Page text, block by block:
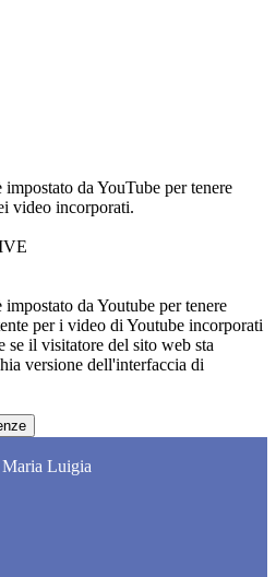
da YouTube per tenere
video incorporati.
da Youtube per tenere
per i video di Youtube incorporati
se il visitatore del sito web sta
versione dell'interfaccia di
Luigia